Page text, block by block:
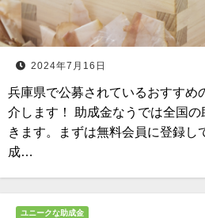
2024年7月16日
兵庫県で公募されているおすすめ
介します！ 助成金なうでは全国
きます。まずは無料会員に登録し
成…
ユニークな助成金